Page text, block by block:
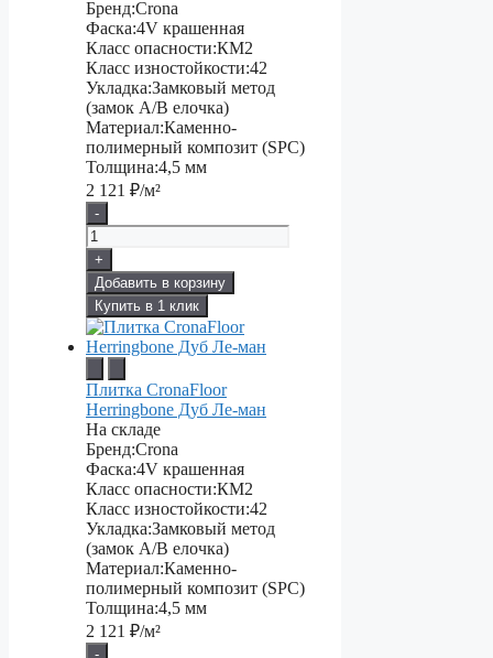
Бренд:Crona
Фаска:4V крашенная
Класс опасности:КМ2
Класс изностойкости:42
Укладка:Замковый метод
(замок А/В елочка)
Материал:Каменно-
полимерный композит (SPC)
Толщина:4,5 мм
2 121 ₽/м²
-
+
Добавить в корзину
Купить в 1 клик
Плитка CronaFloor
Herringbone Дуб Ле-ман
На складе
Бренд:Crona
Фаска:4V крашенная
Класс опасности:КМ2
Класс изностойкости:42
Укладка:Замковый метод
(замок А/В елочка)
Материал:Каменно-
полимерный композит (SPC)
Толщина:4,5 мм
2 121 ₽/м²
-